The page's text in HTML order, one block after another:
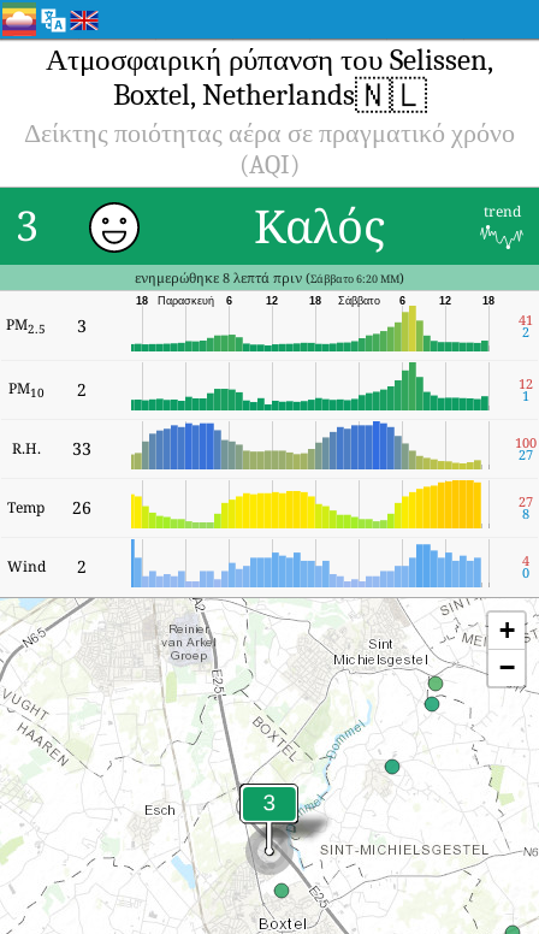
Ατμοσφαιρική ρύπανση του Selissen,
Boxtel, Netherlands🇳🇱
Δείκτης ποιότητας αέρα σε πραγματικό χρόνο
(AQI)
3 Καλός trend
ενημερώθηκε 8 λεπτά πριν (Σάββατο 6:20 ΜΜ)
PM2.5 3
18
12
6
Σάββατο
18
12
6
Παρασκευή
18
41
2
PM10 2 12
1
R.H. 33 100
27
Temp 26 27
8
Wind 2 4
0
+
−